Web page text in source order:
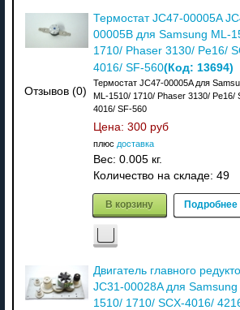
Отзывов (0)
Термостат JC47-00005A
00005B для Samsung ML-
1710/ Phaser 3130/ Pe16/
4016/ SF-560(Код: 13694)
Термостат JC47-00005A для
ML-1510/ 1710/ Phaser 3130/ Pe16/
4016/ SF-560
Цена: 300 руб
плюс доставка
Вес: 0.005 кг.
Количество на складе: 49
В корзину Подробнее
Двигатель главного
JC31-00028A для Samsung
1510/ 1710/ SCX-4016/